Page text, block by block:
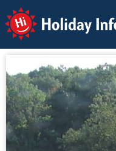
Holiday Info